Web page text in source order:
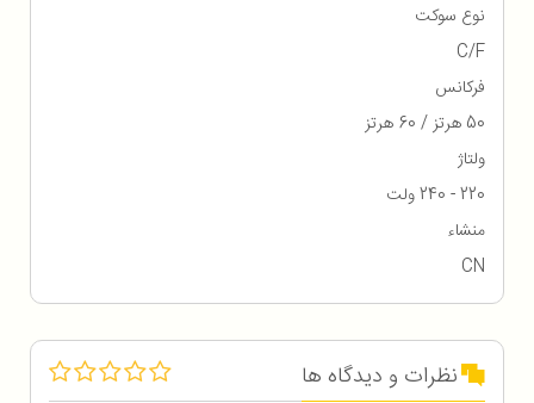
نوع سوکت
C/F
فرکانس
50 هرتز / 60 هرتز
ولتاژ
220 - 240 ولت
منشاء
CN
نظرات و دیدگاه ها